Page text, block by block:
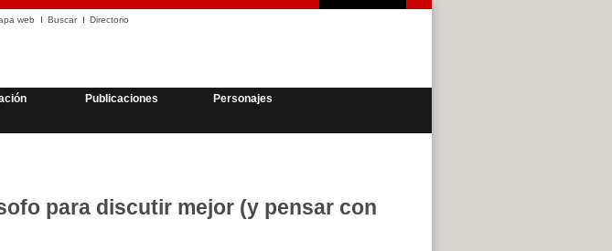
web Buscar Directorio
Publicaciones
Personajes
para discutir mejor (y pensar con